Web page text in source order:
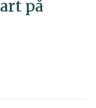
på